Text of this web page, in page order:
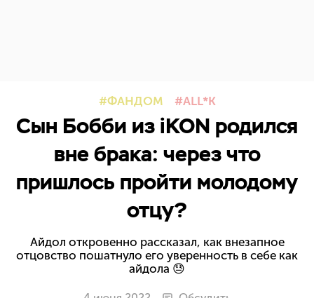
ФАНДОМ ALL*K
Сын Бобби из iKON родился
вне брака: через что
пришлось пройти молодому
отцу?
Айдол откровенно рассказал, как внезапное
отцовство пошатнуло его уверенность в себе как
айдола 😓